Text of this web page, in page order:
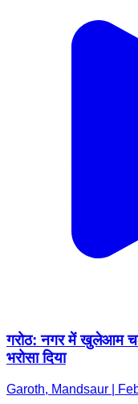
गरोठ: नगर में खुलेआम चल
भरोसा दिया
Garoth, Mandsaur |